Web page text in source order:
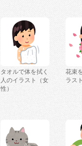
タオルで体を拭く
人のイラスト（女
性）
花束
ラス